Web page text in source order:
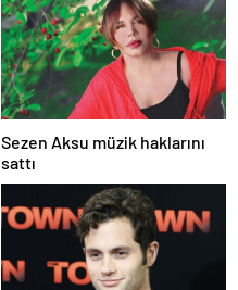
Sezen Aksu müzik haklarını
sattı